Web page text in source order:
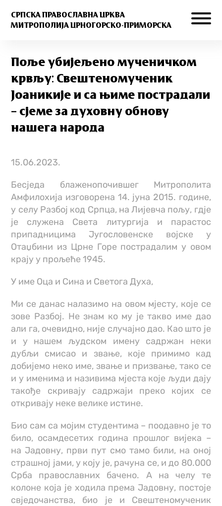
СРПСКА ПРАВОСЛАВНА ЦРКВА
МИТРОПОЛИЈА ЦРНОГОРСКО-ПРИМОРСКА
Поље убијељено мученичком
крвљу: Свештеномученик
Јоаникије и са њиме пострадали
– сјеме за духовну обнову
нашега народа
15.06.2023.
Бесједа блаженопочившег Митрополита
Амфилохија изговорена 14. јуна 2015. године,
у селу Разбој код Српца, на Лијевча пољу, гдје
је служена Света литургија и парастос
припадницима Југословенске војске у
Отаџбини из Црне Горе пострадалим у овом
крају у прољеће 1945.
У име Оца и Сина и Светога Духа,
Ми се данас налазимо на овом мјесту, које се
зове Разбој. Не знам ко му је такво име дао
али га, очевидно, није случајно дао. Као што је
и у нашем људском имену садржан неки
дубљи смисао и звање, које примимо кад
добијемо неко име, звање и призвање, тако се
и у именима и називима мјеста које људи дају
такође скривају садржаји преко којих се
откривају неке велике истине.
Био сам са мојим студентима – поодавно је то
било, осамдесетих година прошлог вијека –
на Јадовну, први пут смо тамо били, на онoj
страшнoj јами, у коју је, рачуна се, и до 80.000
Срба православних бачено. А на челу те
колоне која је ходила према Јадовну, постоје
свједочанства, био је и Свештеномученик